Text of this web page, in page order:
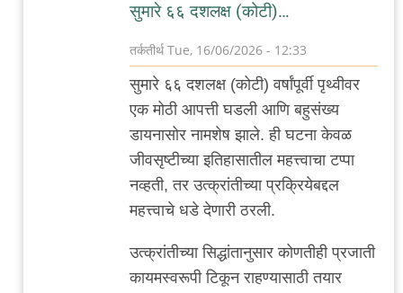
सुमारे ६६ दशलक्ष (कोटी)…
तर्कतीर्थTue, 16/06/2026 - 12:33
reply
to
काय
Rajesh188
सुमारे ६६ दशलक्ष (कोटी) वर्षांपूर्वी पृथ्वीवर
एक मोठी आपत्ती घडली आणि बहुसंख्य
डायनासोर नामशेष झाले. ही घटना केवळ
जीवसृष्टीच्या इतिहासातील महत्त्वाचा टप्पा
नव्हती, तर उत्क्रांतीच्या प्रक्रियेबद्दल
महत्त्वाचे धडे देणारी ठरली.
उत्क्रांतीच्या सिद्धांतानुसार कोणतीही प्रजाती
कायमस्वरूपी टिकून राहण्यासाठी तयार